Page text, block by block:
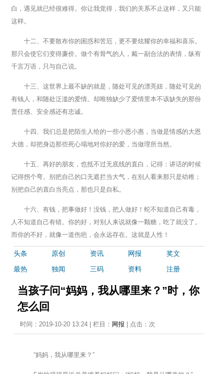
白，遇见就已经很难得。你让我觉得，我们的关系不止这样，又只能
这样。
十二、不要散布你的困惑和苦厄，更不要炫耀你的幸福和喜乐。
那只会使它们变得廉价。做个有骨气的人，戴一副合法的表情，纵有
千言万语，只与自己说。
十三、这世界上最不缺的就是，随处可见的漂亮妞，随处可见的
有钱人，和随处泛滥的爱情。却唯独缺少了爱情里本不该缺失的那份
责任感、安全感还有忠诚。
十四、我们总是把陌生人给的一些小恩小惠，当做是情感的大恩
大德，却把身边那些死心塌地对你好的爱，当做理所当然。
十五、再好的朋友，也抵不过无底线的直白，记得：讲话的时候
记得拐个弯。别把自己的口无遮拦当大气，在别人看来那只是幼稚；
别把自己的直白当亮点，那也只是自私。
十六、有钱，把事做好！没钱，把人做好！蛇不知道自己有毒，
人不知道自己有错。你的好，对别人来说就像一颗糖，吃了就没了。
而你的不好，就像一道伤疤，会永远存在。这就是人性！
头条 原创 资讯 网报
奖文
最热
独闻 三码 资料 注册
当孩子问“妈妈，我从哪里来？”时，你
怎么回
时间：2019-10-20 13:24 | 栏目： 网报 | 点击： 次
“妈妈，我从哪里来？”